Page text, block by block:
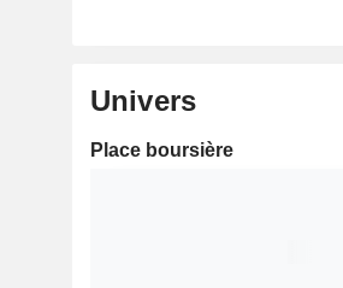
Univers
Place boursière